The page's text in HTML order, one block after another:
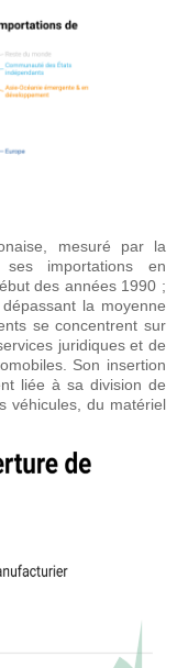
mesuré par la
importations en
des années 1990 ;
la moyenne
se concentrent sur
juridiques et de
Son insertion
liée à sa division de
véhicules, du matériel